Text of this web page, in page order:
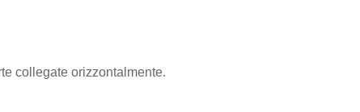
collegate orizzontalmente.